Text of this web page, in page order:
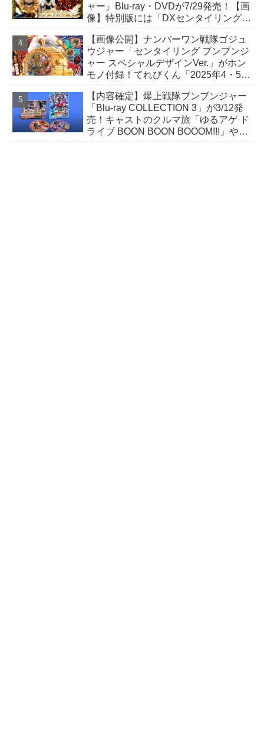
ャー』Blu-ray・DVDが7/29発売！【画
像】特別版には「DXセンタイリング
入！
【画像公開】ナンバーワン戦隊ゴジュ
ウジャー「センタイリング ブンブンジ
ャー スペシャルデザインVer.」がホン
モノ付録！てれびくん「2025年4・5月
【内容確定】爆上戦隊ブンブンジャー
「Blu-ray COLLECTION 3」が3/12発
売！キャストのクルマ旅「ゆるアゲ ド
ライブ BOON BOON BOOOM!!!」や